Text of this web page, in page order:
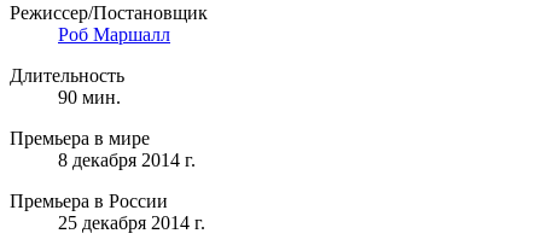
Режиссер/Постановщик
Роб Маршалл
Длительность
90 мин.
Премьера в мире
8 декабря 2014 г.
Премьера в России
25 декабря 2014 г.